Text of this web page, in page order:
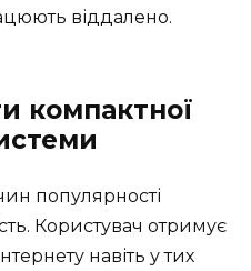
віддалено.
компактної
популярності
Користувач отримує
навіть у тих